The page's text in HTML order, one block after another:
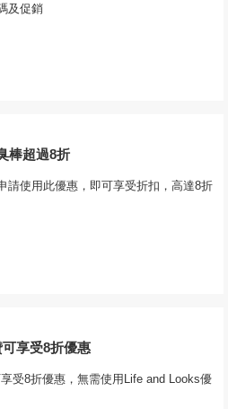
及促銷
棒超過8折
請使用此優惠，即可享受折扣，高達8折
享受8折優惠
受8折優惠，無需使用Life and Looks優